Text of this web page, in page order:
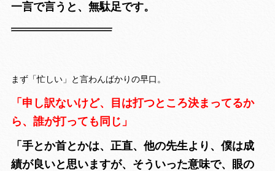
一言で言うと、無駄足です。
まず「忙しい」と言わんばかりの早口。
「申し訳ないけど、目は打つところ決まってるか
ら、誰が打っても同じ」
「手とか首とかは、正直、他の先生より、僕は成
績が良いと思いますが、そういった意味で、眼の